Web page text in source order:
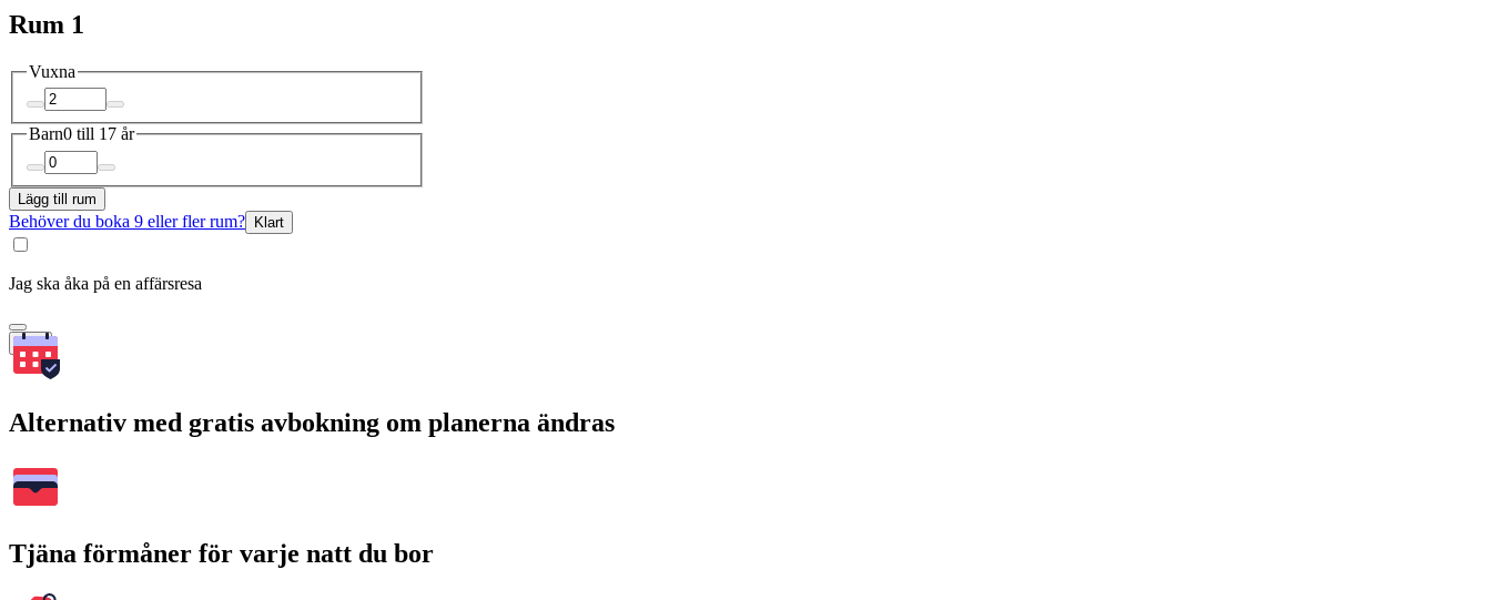
Rum 1
Vuxna
Barn0 till 17 år
Lägg till rum
Behöver du boka 9 eller fler rum? Klart
Jag ska åka på en affärsresa
Sök
Alternativ med gratis avbokning om planerna ändras
Tjäna förmåner för varje natt du bor